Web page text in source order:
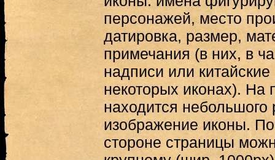
персонажей, место
датировка, размер,
примечания (в них, в
надписи или
некоторых иконах). На
находится
изображение иконы.
стороне страницы